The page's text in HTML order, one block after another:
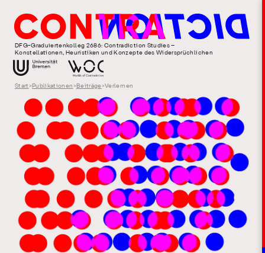
DFG-Graduiertenkolleg 2686: Contradiction Studies –
Konstellationen, Heuristiken und Konzepte des Widersprüchlichen
Start > Publikationen > Beiträge>Verlernen